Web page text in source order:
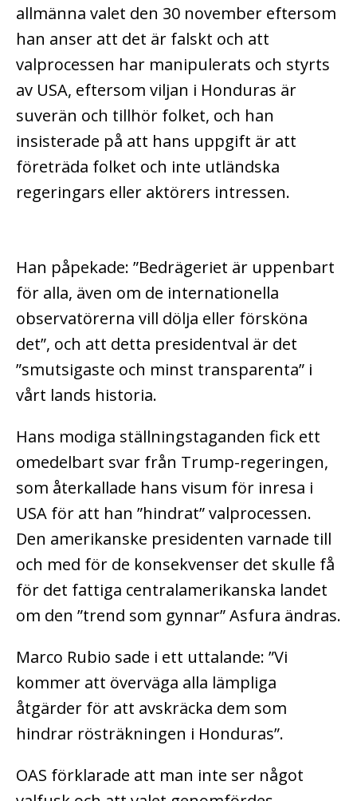
allmänna valet den 30 november eftersom
han anser att det är falskt och att
valprocessen har manipulerats och styrts
av USA, eftersom viljan i Honduras är
suverän och tillhör folket, och han
insisterade på att hans uppgift är att
företräda folket och inte utländska
regeringars eller aktörers intressen.
Han påpekade: ”Bedrägeriet är uppenbart
för alla, även om de internationella
observatörerna vill dölja eller försköna
det”, och att detta presidentval är det
”smutsigaste och minst transparenta” i
vårt lands historia.
Hans modiga ställningstaganden fick ett
omedelbart svar från Trump-regeringen,
som återkallade hans visum för inresa i
USA för att han ”hindrat” valprocessen.
Den amerikanske presidenten varnade till
och med för de konsekvenser det skulle få
för det fattiga centralamerikanska landet
om den ”trend som gynnar” Asfura ändras.
Marco Rubio sade i ett uttalande: ”Vi
kommer att överväga alla lämpliga
åtgärder för att avskräcka dem som
hindrar rösträkningen i Honduras”.
OAS förklarade att man inte ser något